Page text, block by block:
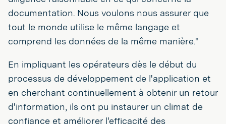
documentation. Nous voulons nous assurer que
tout le monde utilise le même langage et
comprend les données de la même manière."
En impliquant les opérateurs dès le début du
processus de développement de l'application et
en cherchant continuellement à obtenir un retour
d'information, ils ont pu instaurer un climat de
confiance et améliorer l'efficacité des